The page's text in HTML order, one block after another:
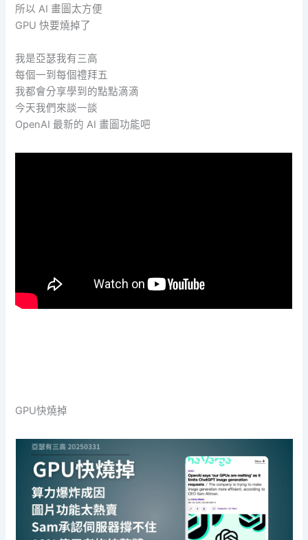
所以 AI 畫圖太方便
GPU 快要燒掉了
我是亞瑟我有三高
每個一到每個禮拜五
我都會分享學到的點點滴滴
今天我們來談一談
OpenAI 最新的 AI 畫圖功能吧
GPU快燒掉